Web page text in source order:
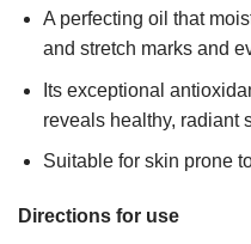
A perfecting oil that
and stretch marks and
Its exceptional
reveals healthy, radiant
Suitable for skin prone
Directions for use